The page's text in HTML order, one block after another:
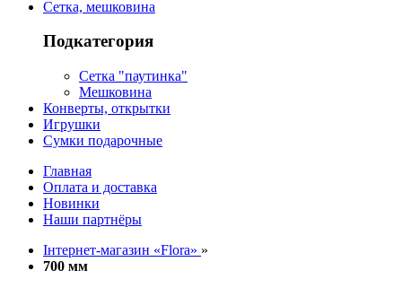
Сетка, мешковина
Подкатегория
Сетка "паутинка"
Мешковина
Конверты, открытки
Игрушки
Сумки подарочные
Главная
Оплата и доставка
Новинки
Наши партнёры
Інтернет-магазин «Flora» »
700 мм